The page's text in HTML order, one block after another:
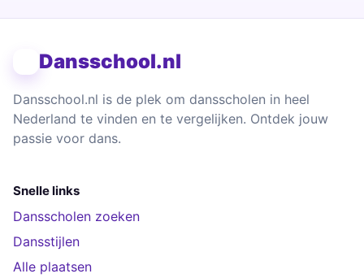
Dansschool.nl
Dansschool.nl is de plek om dansscholen in heel
Nederland te vinden en te vergelijken. Ontdek jouw
passie voor dans.
Snelle links
Dansscholen zoeken
Dansstijlen
Alle plaatsen